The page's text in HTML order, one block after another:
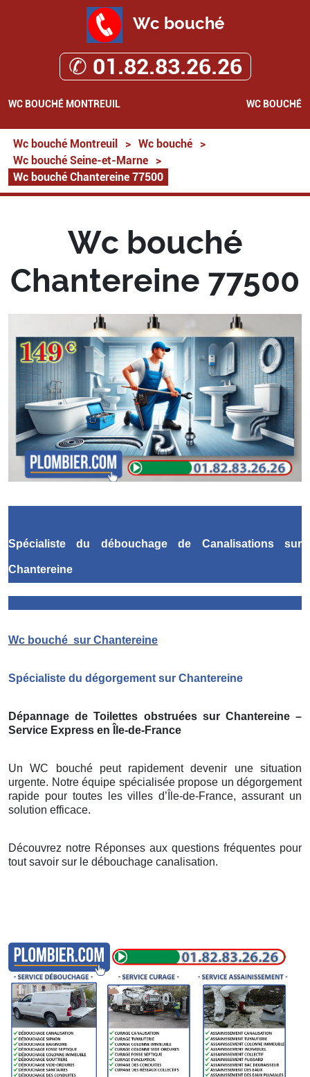
Wc bouché
✆ 01.82.83.26.26
WC BOUCHÉ MONTREUIL WC BOUCHÉ
Wc bouché Montreuil > Wc bouché
>
Wc bouché Seine-et-Marne
>
Wc bouché Chantereine 77500
Wc bouché
Chantereine 77500
Spécialiste du débouchage de Canalisationssur
Chantereine
Wc bouché sur Chantereine
Spécialiste du dégorgement sur Chantereine
Dépannage de Toilettes obstruées sur Chantereine –
Service Express en Île-de-France
Un WC bouché peut rapidement devenir une situation
urgente. Notre équipe spécialisée propose un dégorgement
rapide pour toutes les villes d’Île-de-France, assurant un
solution efficace.
Découvrez notre Réponses aux questions fréquentes pour
tout savoir sur le débouchage canalisation.